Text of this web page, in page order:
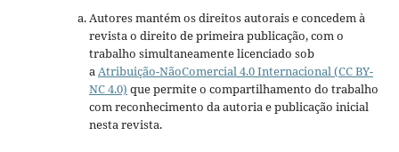
Autores mantém os direitos autorais e concedem à
revista o direito de primeira publicação, com o
trabalho simultaneamente licenciado sob
aAtribuição-NãoComercial 4.0 Internacional (CC BY-
NC 4.0) que permite o compartilhamento do trabalho
com reconhecimento da autoria e publicação inicial
nesta revista.